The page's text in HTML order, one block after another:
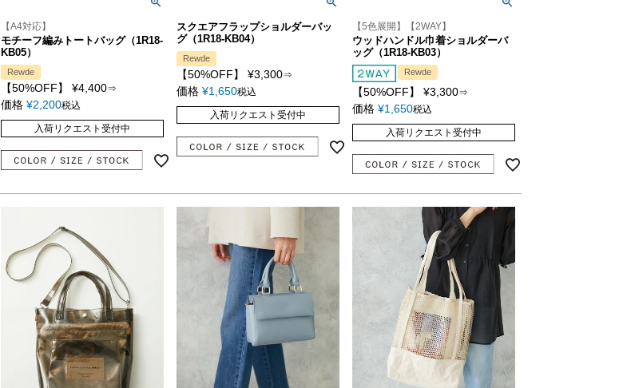
【A4対応】
モチーフ編みトートバッグ（1R18-
KB05）
Rewde
【50%OFF】 ¥4,400⇒
価格 ¥2,200税込
入荷リクエスト受付中
スクエアフラップショルダーバッ
グ（1R18-KB04）
Rewde
【50%OFF】 ¥3,300⇒
価格 ¥1,650税込
入荷リクエスト受付中
【5色展開】【2WAY】
ウッドハンドル巾着ショルダーバ
ッグ（1R18-KB03）
Rewde
【50%OFF】 ¥3,300⇒
価格 ¥1,650税込
入荷リクエスト受付中